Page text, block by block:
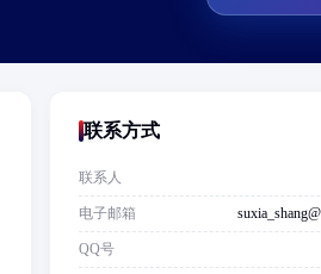
联系方式
联系人
电子邮箱
QQ号